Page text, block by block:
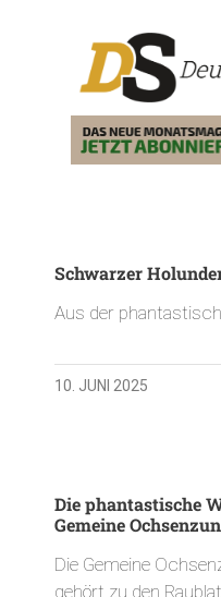
Schwarzer
Aus der
10. JUNI 2025
Die phantastische
Gemeine
Die Gemeine
gehört zu den